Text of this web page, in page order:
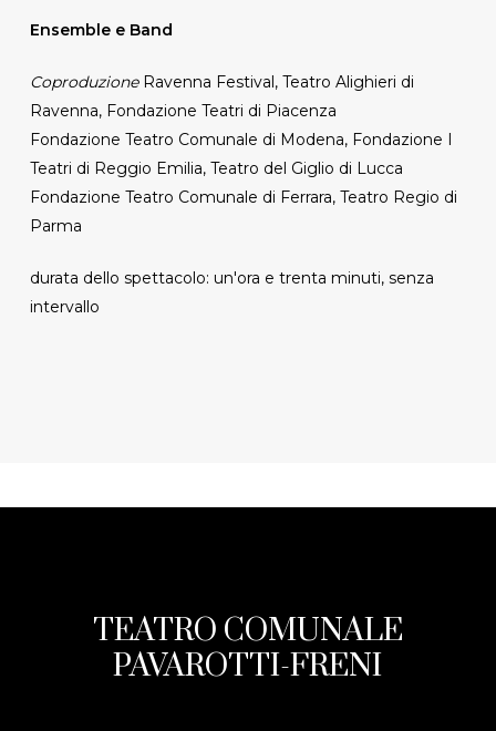
Ensemble e Band
CoproduzioneRavenna Festival, Teatro Alighieri di
Ravenna, Fondazione Teatri di Piacenza
Fondazione Teatro Comunale di Modena, Fondazione I
Teatri di Reggio Emilia, Teatro del Giglio di Lucca
Fondazione Teatro Comunale di Ferrara, Teatro Regio di
Parma
durata dello spettacolo: un'ora e trenta minuti, senza
intervallo
TEATRO COMUNALE
PAVAROTTI-FRENI